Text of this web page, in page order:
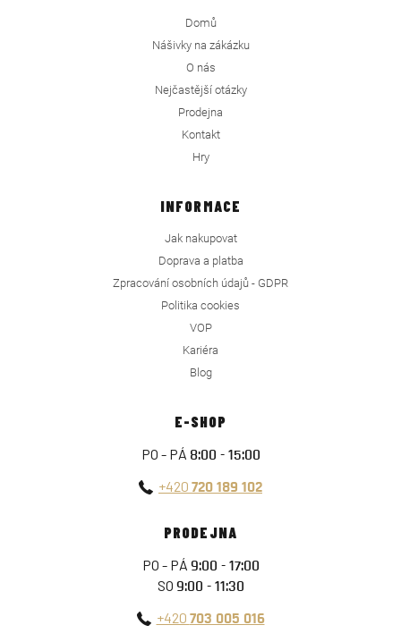
Domů
Nášivky na zákázku
O nás
Nejčastější otázky
Prodejna
Kontakt
Hry
INFORMACE
Jak nakupovat
Doprava a platba
Zpracování osobních údajů - GDPR
Politika cookies
VOP
Kariéra
Blog
E-SHOP
PO - PÁ 8:00 - 15:00
+420 720 189 102
PRODEJNA
PO - PÁ 9:00 - 17:00
SO 9:00 - 11:30
+420 703 005 016